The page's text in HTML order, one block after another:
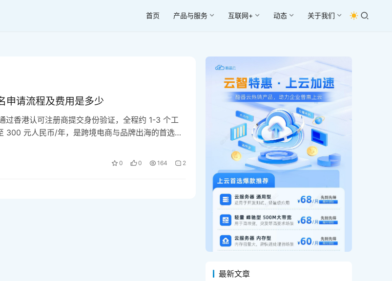
首页 产品与服务 互联网+ 动态 关于我们
申请流程及费用是多少
过香港认可注册商提交身份验证，全程约 1-3 个工
300 元人民币/年，是跨境电商与品牌出海的首选方
任度品牌形象的企业而言，选择hk 域名申请已成为
0 0 164 2
最新文章